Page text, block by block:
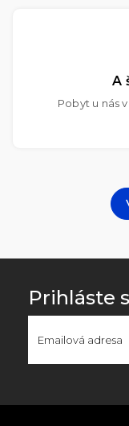
A
Pobyt u nás
Prihláste